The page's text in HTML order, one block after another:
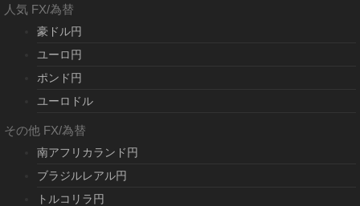
人気 FX/為替
豪ドル円
ユーロ円
ポンド円
ユーロドル
その他 FX/為替
南アフリカランド円
ブラジルレアル円
トルコリラ円